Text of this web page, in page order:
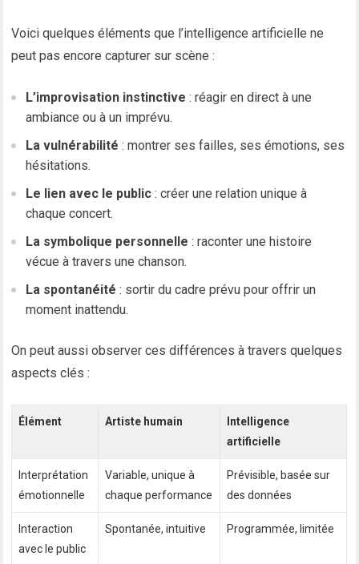
Voici quelques éléments que l’intelligence artificielle ne
peut pas encore capturer sur scène :
L’improvisation instinctive : réagir en direct à une
ambiance ou à un imprévu.
La vulnérabilité : montrer ses failles, ses émotions, ses
hésitations.
Le lien avec le public : créer une relation unique à
chaque concert.
La symbolique personnelle : raconter une histoire
vécue à travers une chanson.
La spontanéité : sortir du cadre prévu pour offrir un
moment inattendu.
On peut aussi observer ces différences à travers quelques
aspects clés :
Élément Artiste humain
Intelligence
artificielle
Interprétation
émotionnelle
Variable, unique à
chaque performance
Prévisible, basée sur
des données
Interaction
avec le public
Spontanée, intuitive Programmée, limitée